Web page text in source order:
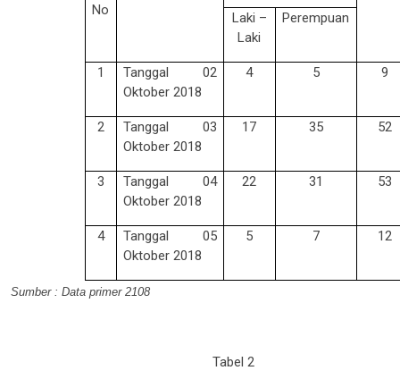
No
Laki –
Laki
Perempuan
1
Tanggal 02
Oktober 2018
4 5 9
2
Tanggal 03
Oktober 2018
17 35 52
3
Tanggal 04
Oktober 2018
22 31 53
4
Tanggal 05
Oktober 2018
5 7 12
Sumber : Data primer 2108
Tabel 2